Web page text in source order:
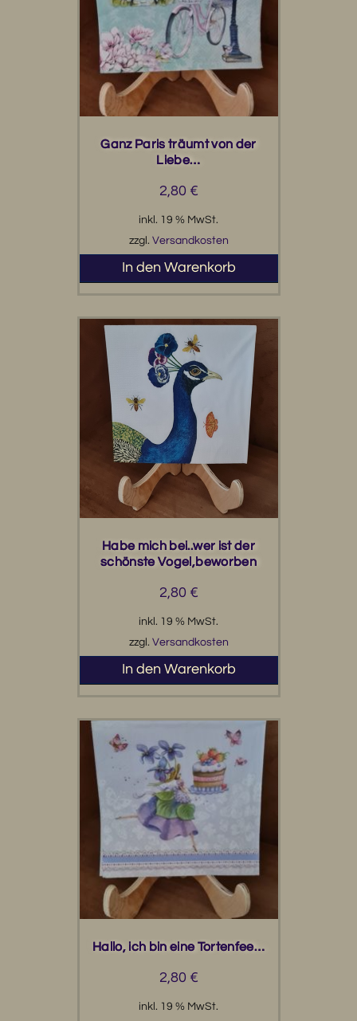
Ganz Paris träumt von der
Liebe…
2,80 €
inkl. 19 % MwSt.
zzgl. Versandkosten
In den Warenkorb
Habe mich bei..wer ist der
schönste Vogel,beworben
2,80 €
inkl. 19 % MwSt.
zzgl. Versandkosten
In den Warenkorb
Hallo, ich bin eine Tortenfee…
2,80 €
inkl. 19 % MwSt.